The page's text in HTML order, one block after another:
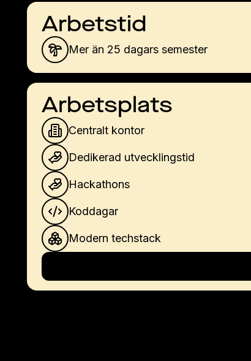
Arbetstid
Mer än 25 dagars semester
Arbetsplats
Centralt kontor
Dedikerad utvecklingstid
Hackathons
Koddagar
Modern techstack